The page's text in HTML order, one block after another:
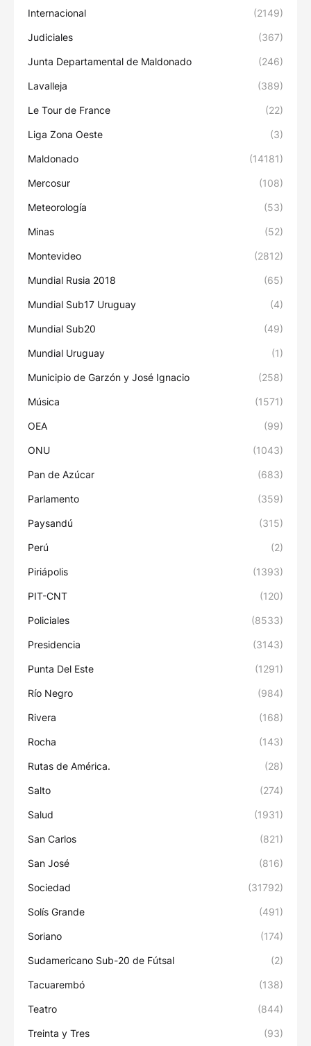
Internacional (2149)
Judiciales (367)
Junta Departamental de Maldonado (246)
Lavalleja (389)
Le Tour de France (22)
Liga Zona Oeste (3)
Maldonado (14181)
Mercosur (108)
Meteorología (53)
Minas (52)
Montevideo (2812)
Mundial Rusia 2018 (65)
Mundial Sub17 Uruguay (4)
Mundial Sub20 (49)
Mundial Uruguay (1)
Municipio de Garzón y José Ignacio (258)
Música (1571)
OEA (99)
ONU (1043)
Pan de Azúcar (683)
Parlamento (359)
Paysandú (315)
Perú (2)
Piriápolis (1393)
PIT-CNT (120)
Policiales (8533)
Presidencia (3143)
Punta Del Este (1291)
Río Negro (984)
Rivera (168)
Rocha (143)
Rutas de América. (28)
Salto (274)
Salud (1931)
San Carlos (821)
San José (816)
Sociedad (31792)
Solís Grande (491)
Soriano (174)
Sudamericano Sub-20 de Fútsal (2)
Tacuarembó (138)
Teatro (844)
Treinta y Tres (93)